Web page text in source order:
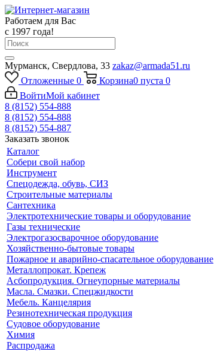
Работаем для Вас
с 1997 года!
Мурманск, Свердлова, 33 zakaz@armada51.ru
Отложенные 0 Корзина0 пуста 0
ВойтиМой кабинет
8 (8152) 554-888
8 (8152) 554-888
8 (8152) 554-887
Заказать звонок
Каталог
Собери свой набор
Инструмент
Спецодежда, обувь, СИЗ
Строительные материалы
Сантехника
Электротехнические товары и оборудование
Газы технические
Электрогазосварочное оборудование
Хозяйственно-бытовые товары
Пожарное и аварийно-спасательное оборудование
Металлопрокат. Крепеж
Асбопродукция. Огнеупорные материалы
Масла. Смазки. Спецжидкости
Мебель. Канцелярия
Резинотехническая продукция
Судовое оборудование
Химия
Распродажа